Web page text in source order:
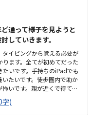
通って様子を見ようと
していきます。
イピングから覚える必要が
ます。全てが初めてだった
いです。手持ちのiPadでも
たいです。徒歩圏内で助か
いです。親が近くで待てる
た印象です。個室がもっと
すが、新しいビルに入って
他の教室の相場が分からな
字)